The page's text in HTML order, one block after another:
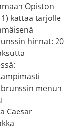
Opiston
kattaa tarjolle
hinnat: 20
menun
Caesar